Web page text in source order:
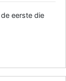
eerste die